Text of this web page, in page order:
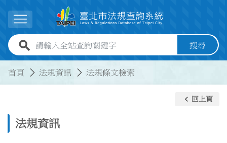
展開選單
全站查詢關鍵字欄位 搜尋
首頁 法規資訊 法規條文檢索
法規資訊
keyboard_arrow_left 回上頁